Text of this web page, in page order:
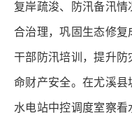
复岸疏浚、防汛备汛
合治理，巩固生态修
干部防汛培训，提升
命财产安全。在尤溪
水电站中控调度室察